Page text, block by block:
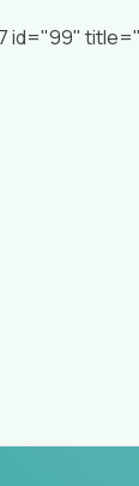
id="99"